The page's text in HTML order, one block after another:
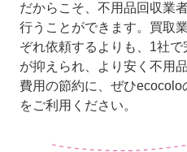
だからこそ、不用品回収業
行うことができます。買取
ぞれ依頼するよりも、1社
が抑えられ、より安く不用
費用の節約に、ぜひ
をご利用ください。